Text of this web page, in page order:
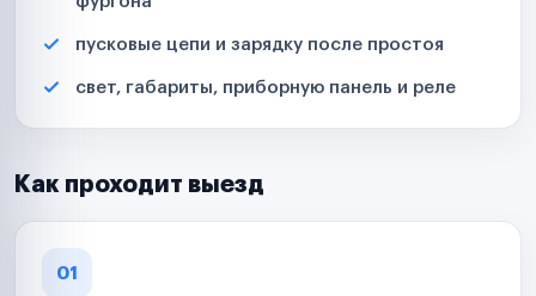
пусковые цепи и зарядку после простоя
свет, габариты, приборную панель и реле
Как проходит выезд
01